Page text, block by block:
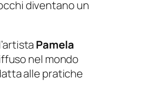
diventano un
Pamela
nel mondo
alle pratiche